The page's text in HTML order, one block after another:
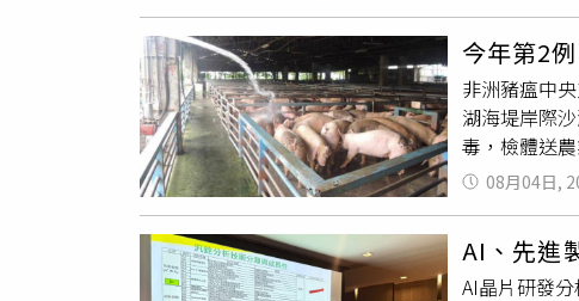
年度開始讓
傳統紙鈔更
本，也能加
有優勢。塑
已將塑膠鈔
新的發展階
18.1%聚酯
標示就可以
酯纖維就聚
太可能是棉
比例，真的
今年第2
非洲豬瘟中
湖海堤岸際
毒，檢體送
步進行病毒
例，114年
檢疫均不可
21場養豬場
防檢署已責
08月04日,
AI、先進
AI晶片研發